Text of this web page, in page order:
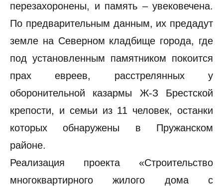
перезахоронены, и память – увековечена.
По предварительным данным, их предадут
земле на Северном кладбище города, где
под установленным памятником покоится
прах евреев, расстрелянных у
оборонительной казармы Ж-З Брестской
крепости, и семьи из 11 человек, останки
которых обнаружены в Пружанском
районе.
Реализация проекта «Строительство
многоквартирного жилого дома с